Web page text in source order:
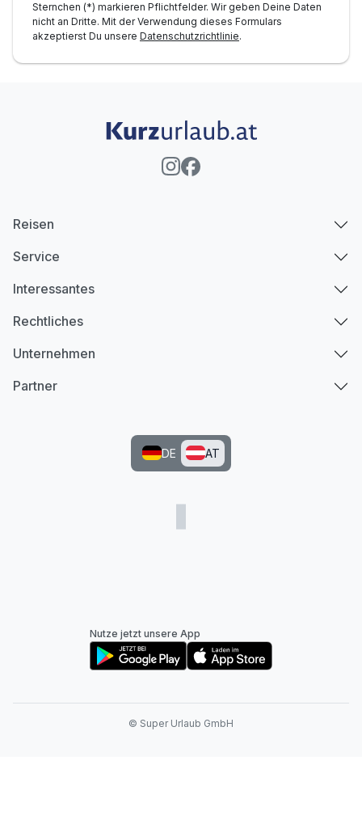
Sternchen (*) markieren Pflichtfelder. Wir geben Deine Daten
nicht an Dritte. Mit der Verwendung dieses Formulars
akzeptierst Du unsere Datenschutzrichtlinie.
Reisen
Service
Interessantes
Rechtliches
Unternehmen
Partner
DE AT
Nutze jetzt unsere App
© Super Urlaub GmbH